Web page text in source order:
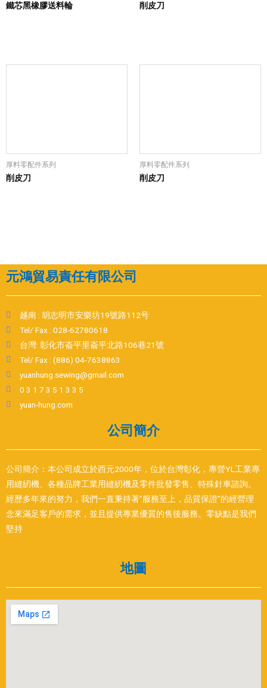
鐵芯黑橡膠送料輪 削皮刀
厚料零配件系列
削皮刀
厚料零配件系列
削皮刀
元鴻貿易責任有限公司
越南 : 胡志明市安樂坊19號路112号
Tel/ Fax : 028-62780618
台灣: 彰化市崙平里崙平北路106巷21號
Tel/ Fax : (886) 04-7638863
yuanhung.sewing@gmail.com
0 3 1 7 3 5 1 3 3 5
yuan-hung.com
公司簡介
公司簡介：本公司成立於西元2000年，位於台灣彰化，專營YL工業專
用縫紉機、各種品牌工業用縫紉機及零件批發零售、特殊針車諮詢。
經歷多年來的努力，我們一直秉持著”服務至上，品質保證”的經營理
念來滿足客戶的需求，並且提供專業優質的售後服務。零缺點是我們
堅持
地圖